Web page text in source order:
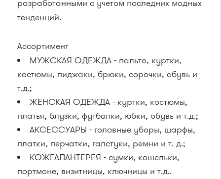
разработанными с учетом последних модных
тенденций.
Ассортимент
МУЖСКАЯ ОДЕЖДА - пальто, куртки,
костюмы, пиджаки, брюки, сорочки, обувь и
т.д.;
ЖЕНСКАЯ ОДЕЖДА - куртки, костюмы,
платья, блузки, футболки, юбки, обувь и т.д.;
АКСЕССУАРЫ - головные уборы, шарфы,
платки, перчатки, галстуки, ремни и т. д.;
КОЖГАЛАНТЕРЕЯ - сумки, кошельки,
портмоне, визитницы, ключницы и т.д..